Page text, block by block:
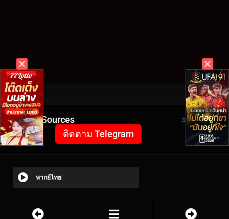
Video Sources 3323 Views
ติดตาม Telegram
พากย์ไทย